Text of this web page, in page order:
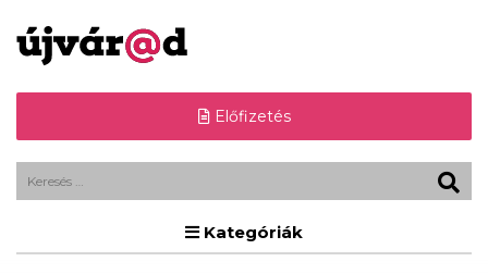
Előfizetés
Kategóriák